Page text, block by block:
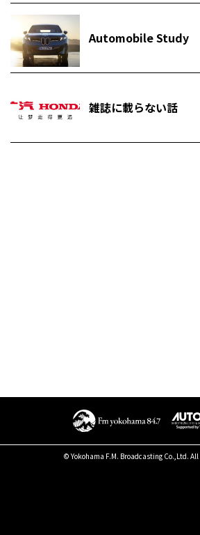
Automobile Study
雑誌に載らない話
© Yokohama F.M. Broadcasting Co.,Ltd. All